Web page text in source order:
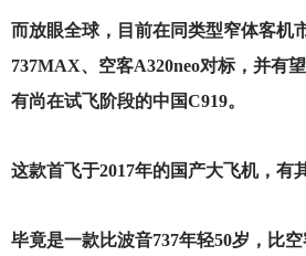
而放眼全球，目前在同类型窄体客机
737MAX、空客A320neo对标，并有
有尚在试飞阶段的中国C919。
这款首飞于2017年的国产大飞机，有
毕竟是一款比波音737年轻50岁，比